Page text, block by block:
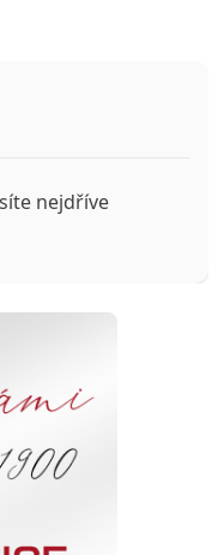
nejdříve